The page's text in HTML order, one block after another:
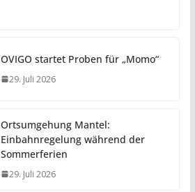
OVIGO startet Proben für „Momo“
29. Juli 2026
Ortsumgehung Mantel:
Einbahnregelung während der
Sommerferien
29. Juli 2026